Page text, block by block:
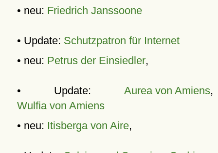
• neu: Friedrich Janssoone
• Update: Schutzpatron für Internet
• neu: Petrus der Einsiedler,
• Update: Aurea von Amiens,
Wulfia von Amiens
• neu: Itisberga von Aire,